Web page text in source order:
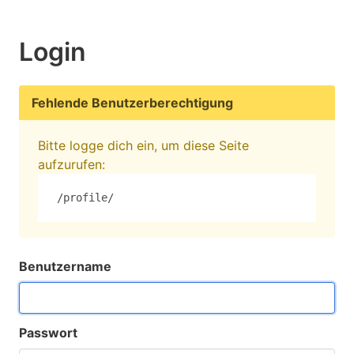
Login
Fehlende Benutzerberechtigung
Bitte logge dich ein, um diese Seite
aufzurufen:
/profile/
Benutzername
Passwort